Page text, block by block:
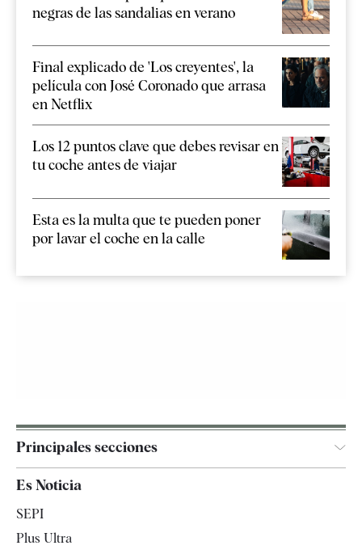
negras de las sandalias en verano
Final explicado de 'Los creyentes', la
película con José Coronado que arrasa
en Netflix
Los 12 puntos clave que debes revisar en
tu coche antes de viajar
Esta es la multa que te pueden poner
por lavar el coche en la calle
Principales secciones
España
Es Noticia
SEPI
Plus Ultra